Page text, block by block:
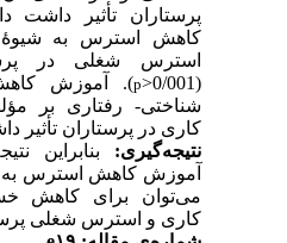
پرستاران تأثیر داشت دارد (0/
کاهش استرس به شیوۀ
استرس شغلی در
p). آموزش
شناختی- رفتاری بر
کاری در پرستاران تأثیر داشت
نتیجه‌گیری:
بنابراین
آموزش کاهش استرس به
می‌توان برای کاهش
کاری و استرس شغلی